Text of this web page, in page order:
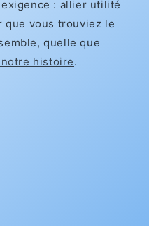
: allier utilité
que vous trouviez le
quelle que
histoire.